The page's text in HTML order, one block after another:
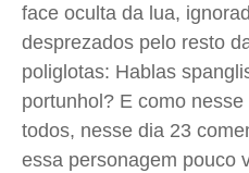
Publicidade Legal
Anuncie
Quem Somos
Expediente
Publicidade Legal
Anuncie
Quem Somos
Expediente
Publicidade Legal
Anuncie
Quem Somos
Expediente
Publicidade Legal
Anuncie
Quem Somos
Expediente
face oculta da lua,
desprezados pelo resto
poliglotas: Hablas
portunhol? E como
todos, nesse dia 23
essa personagem pouco